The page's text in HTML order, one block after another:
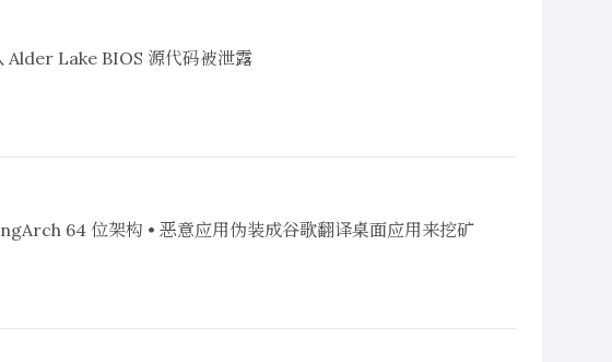
Alder Lake BIOS 源代码被泄露
64 位架构 • 恶意应用伪装成谷歌翻译桌面应用来挖矿